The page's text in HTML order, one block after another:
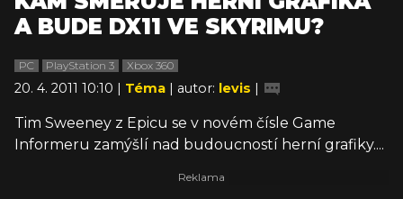
A BUDE DX11 VE SKYRIMU?
PC PlayStation 3 Xbox 360
20. 4. 2011 10:10 | Téma | autor: levis |
Tim Sweeney z Epicu se v novém čísle Game
Informeru zamýšlí nad budoucností herní grafiky....